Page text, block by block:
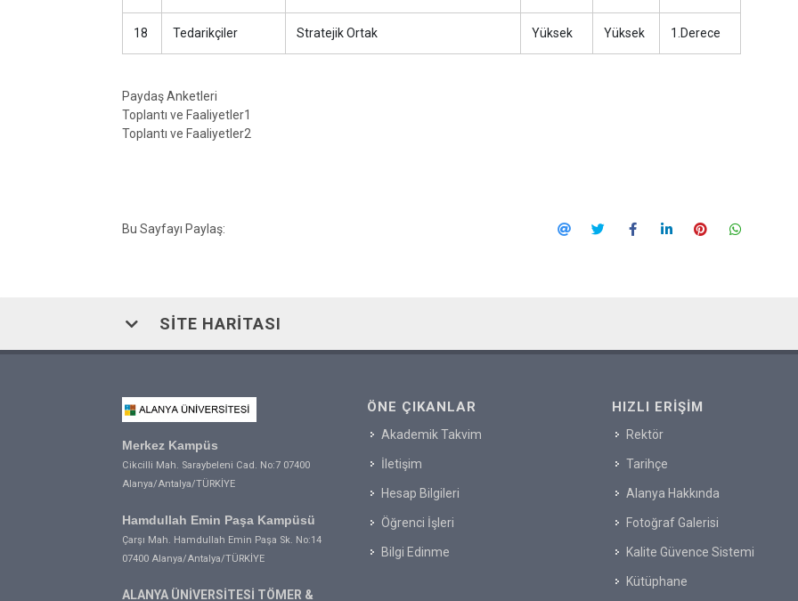
18 Tedarikçiler Stratejik Ortak Yüksek Yüksek 1.Derece
Paydaş Anketleri
Toplantı ve Faaliyetler1
Toplantı ve Faaliyetler2
Bu Sayfayı Paylaş:
SITE HARITASI
Merkez Kampüs
Cikcilli Mah. Saraybeleni Cad. No:7 07400
Alanya/Antalya/TÜRKİYE
Hamdullah Emin Paşa Kampüsü
Çarşı Mah. Hamdullah Emin Paşa Sk. No:14
07400 Alanya/Antalya/TÜRKİYE
ALANYA ÜNİVERSİTESİ TÖMER &
ÖNE ÇIKANLAR
Akademik Takvim
İletişim
Hesap Bilgileri
Öğrenci İşleri
Bilgi Edinme
HIZLI ERIŞIM
Rektör
Tarihçe
Alanya Hakkında
Fotoğraf Galerisi
Kalite Güvence Sistemi
Kütüphane